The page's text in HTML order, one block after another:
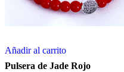
Añadir al carrito
Pulsera de Jade Rojo